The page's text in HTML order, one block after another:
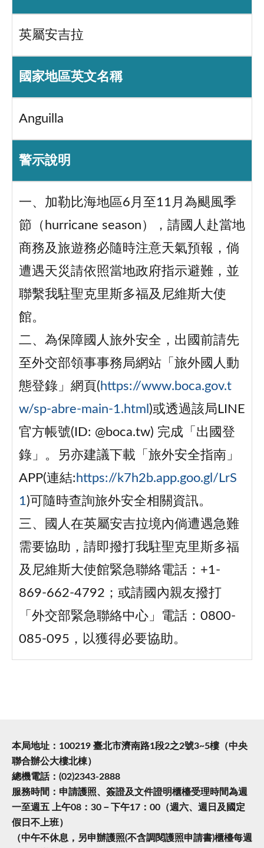
英屬安吉拉
國家地區英文名稱
Anguilla
警示說明
一、加勒比海地區6月至11月為颶風季
節（hurricane season），請國人赴當地
商務及旅遊務必隨時注意天氣預報，倘
遭遇天災請依照當地政府指示避難，並
聯繫我駐聖克里斯多福及尼維斯大使
館。
二、為保障國人旅外安全，出國前請先
至外交部領事事務局網站「旅外國人動
態登錄」網頁( https://www.boca.gov.t
w/sp-abre-main-1.html )或透過該局LINE
官方帳號(ID: @boca.tw) 完成「出國登
錄」。另亦建議下載「旅外安全指南」
APP(連結: https://k7h2b.app.goo.gl/LrS
1)可隨時查詢旅外安全相關資訊。
三、國人在英屬安吉拉境內倘遭遇急難
需要協助，請即撥打我駐聖克里斯多福
及尼維斯大使館緊急聯絡電話：+1-
869-662-4792；或請國內親友撥打
「外交部緊急聯絡中心」電話：0800-
085-095，以獲得必要協助。
本局地址：100219 臺北市濟南路1段2之2號3~5樓（中央
聯合辦公大樓北棟）
總機電話：(02)2343-2888
服務時間：申請護照、簽證及文件證明櫃檯受理時間為週
一至週五 上午08：30－下午17：00（週六、週日及國定
假日不上班）
（中午不休息，另申辦護照(不含調閱護照申請書)櫃檯每週